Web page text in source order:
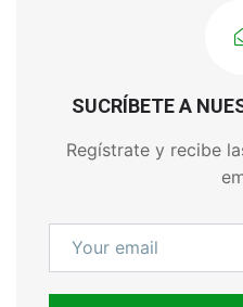
SUCRÍBETE A
Regístrate y recibe